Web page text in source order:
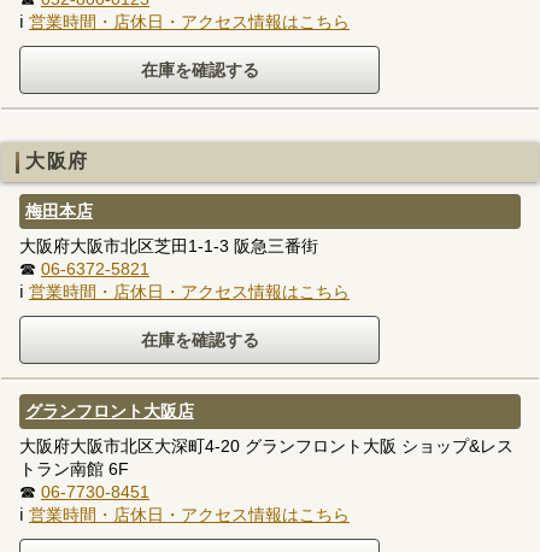
ℹ 営業時間・店休日・アクセス情報はこちら
大阪府
梅田本店
大阪府大阪市北区芝田1-1-3 阪急三番街
☎ 06-6372-5821
ℹ 営業時間・店休日・アクセス情報はこちら
グランフロント大阪店
大阪府大阪市北区大深町4-20 グランフロント大阪 ショップ&レス
トラン南館 6F
☎ 06-7730-8451
ℹ 営業時間・店休日・アクセス情報はこちら